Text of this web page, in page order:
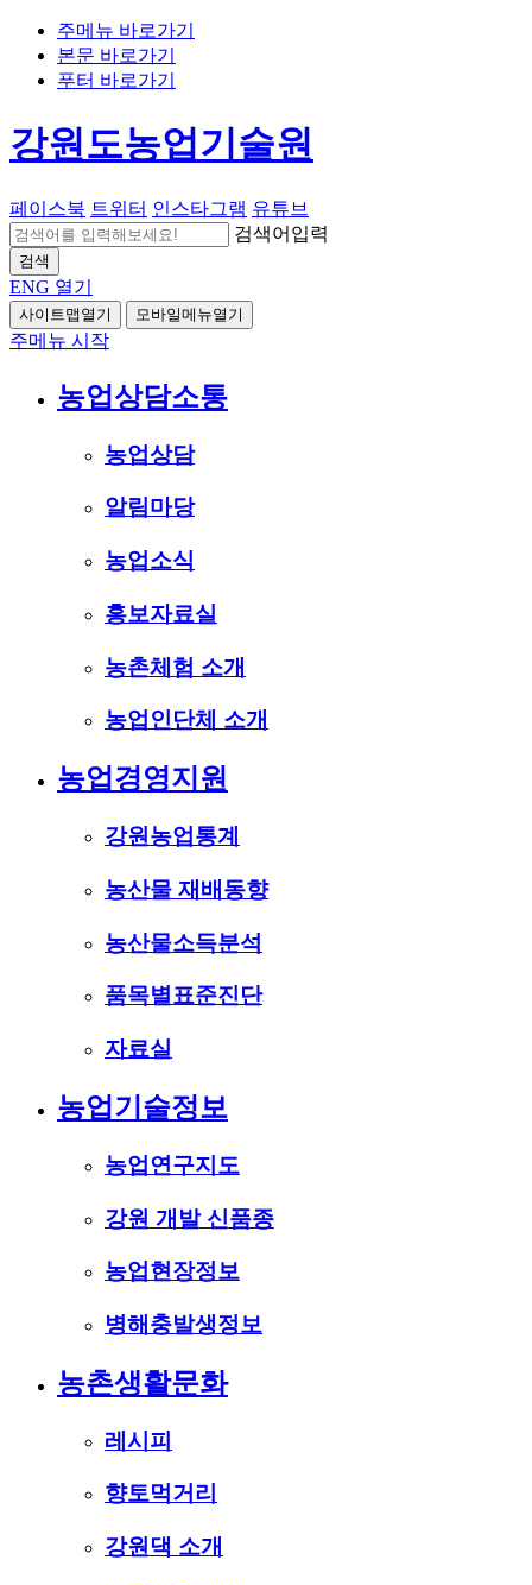
주메뉴 바로가기
본문 바로가기
푸터 바로가기
강원도농업기술원
페이스북 트위터 인스타그램 유튜브
검색어입력
검색
ENG 열기
사이트맵열기 모바일메뉴열기
주메뉴 시작
농업상담소통
농업상담
알림마당
농업소식
홍보자료실
농촌체험 소개
농업인단체 소개
농업경영지원
강원농업통계
농산물 재배동향
농산물소득분석
품목별표준진단
자료실
농업기술정보
농업연구지도
강원 개발 신품종
농업현장정보
병해충발생정보
농촌생활문화
레시피
향토먹거리
강원댁 소개